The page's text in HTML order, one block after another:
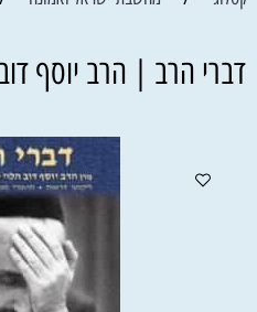
דברי הרב | הרב יוסף דוב